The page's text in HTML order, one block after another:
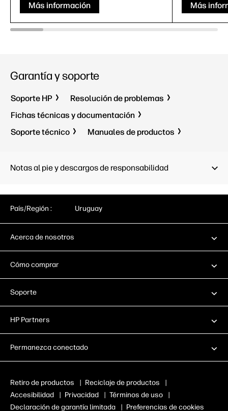
Windows 11Pro 7
512 GB SSD
16" WUXGA
Más información
8
Más
Garantía y soporte
Soporte HP
Resolución de problemas
Fichas técnicas y documentación
Soporte técnico
Manuales de productos
Notas al pie y descargos de responsabilidad
País/Región : Uruguay
Acerca de nosotros
Cómo comprar
Soporte
HP Partners
Permanezca conectado
Retiro de productos | Reciclaje de productos
|
Accesibilidad
| Privacidad | Términos de uso
|
Declaración de garantía limitada
| Preferencias de cookies